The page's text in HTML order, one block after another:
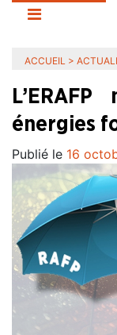
ACCUEIL >
énergies
Publié le 16